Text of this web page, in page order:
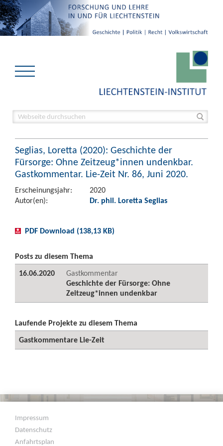
Seglias, Loretta (2020): Geschichte der
Fürsorge: Ohne Zeitzeug*innen undenkbar.
Gastkommentar. Lie-Zeit Nr. 86, Juni 2020.
Erscheinungsjahr:
2020
Autor(en):
Dr. phil. Loretta Seglias
PDF Download (138,13 KB)
Posts zu diesem Thema
16.06.2020
Gastkommentar
Geschichte der Fürsorge: Ohne
Zeitzeug*innen undenkbar
Laufende Projekte zu diesem Thema
Gastkommentare Lie-Zeit
Impressum
Datenschutz
Anfahrtsplan